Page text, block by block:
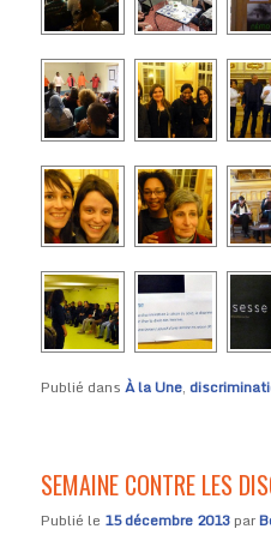
Publié dans À la Une,
SEMAINE CONTRE LES
Publié le 15 décembre 2013 par